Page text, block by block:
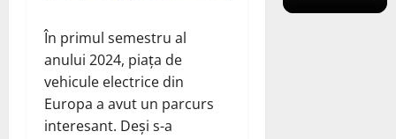
În primul semestru al
anului 2024, piața de
vehicule electrice din
Europa a avut un parcurs
interesant. Deși s-a